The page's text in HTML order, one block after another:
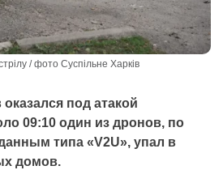
/ фото Суспільне Харків
под атакой
09:10 один из дронов, по
типа «V2U», упал в
домов.